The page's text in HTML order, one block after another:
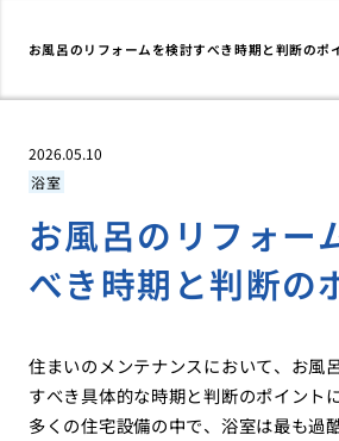
お風呂のリフォームを検討すべき時期と判断のポ
2026.05.10
浴室
お風呂のリフォー
べき時期と判断の
住まいのメンテナンスにおいて、お風
すべき具体的な時期と判断のポイント
多くの住宅設備の中で、浴室は最も過